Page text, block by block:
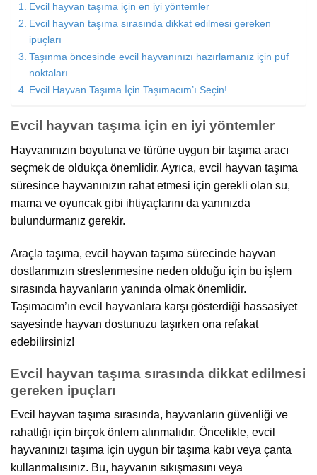
Evcil hayvan taşıma için en iyi yöntemler
Evcil hayvan taşıma sırasında dikkat edilmesi gereken
ipuçları
Taşınma öncesinde evcil hayvanınızı hazırlamanız için püf
noktaları
Evcil Hayvan Taşıma İçin Taşımacım’ı Seçin!
Evcil hayvan taşıma için en iyi yöntemler
Hayvanınızın boyutuna ve türüne uygun bir taşıma aracı
seçmek de oldukça önemlidir. Ayrıca, evcil hayvan taşıma
süresince hayvanınızın rahat etmesi için gerekli olan su,
mama ve oyuncak gibi ihtiyaçlarını da yanınızda
bulundurmanız gerekir.
Araçla taşıma, evcil hayvan taşıma sürecinde hayvan
dostlarımızın streslenmesine neden olduğu için bu işlem
sırasında hayvanların yanında olmak önemlidir.
Taşımacım’ın evcil hayvanlara karşı gösterdiği hassasiyet
sayesinde hayvan dostunuzu taşırken ona refakat
edebilirsiniz!
Evcil hayvan taşıma sırasında dikkat edilmesi
gereken ipuçları
Evcil hayvan taşıma sırasında, hayvanların güvenliği ve
rahatlığı için birçok önlem alınmalıdır. Öncelikle, evcil
hayvanınızı taşıma için uygun bir taşıma kabı veya çanta
kullanmalısınız. Bu, hayvanın sıkışmasını veya